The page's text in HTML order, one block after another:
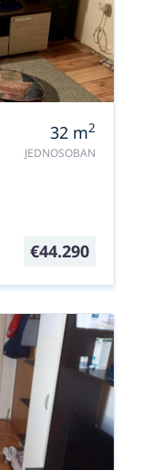
32 m2
JEDNOSOBAN
€44.290